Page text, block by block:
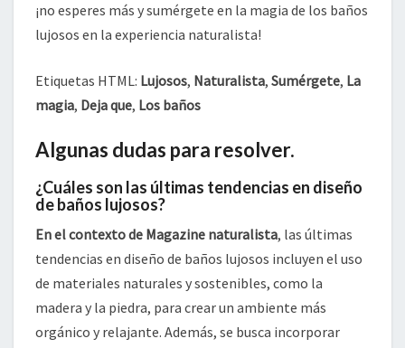
¡no esperes más y sumérgete en la magia de los baños
lujosos en la experiencia naturalista!
Etiquetas HTML: Lujosos, Naturalista, Sumérgete, La
magia, Deja que, Los baños
Algunas dudas para resolver.
¿Cuáles son las últimas tendencias en diseño
de baños lujosos?
En el contexto de Magazine naturalista, las últimas
tendencias en diseño de baños lujosos incluyen el uso
de materiales naturales y sostenibles, como la
madera y la piedra, para crear un ambiente más
orgánico y relajante. Además, se busca incorporar